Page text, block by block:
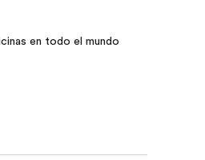
en todo el mundo